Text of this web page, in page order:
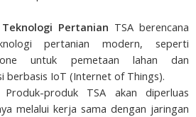
Pertanian TSA berencana
pertanian modern, seperti
untuk pemetaan lahan dan
berbasis IoT (Internet of Things).
Produk-produk TSA akan diperluas
melalui kerja sama dengan jaringan